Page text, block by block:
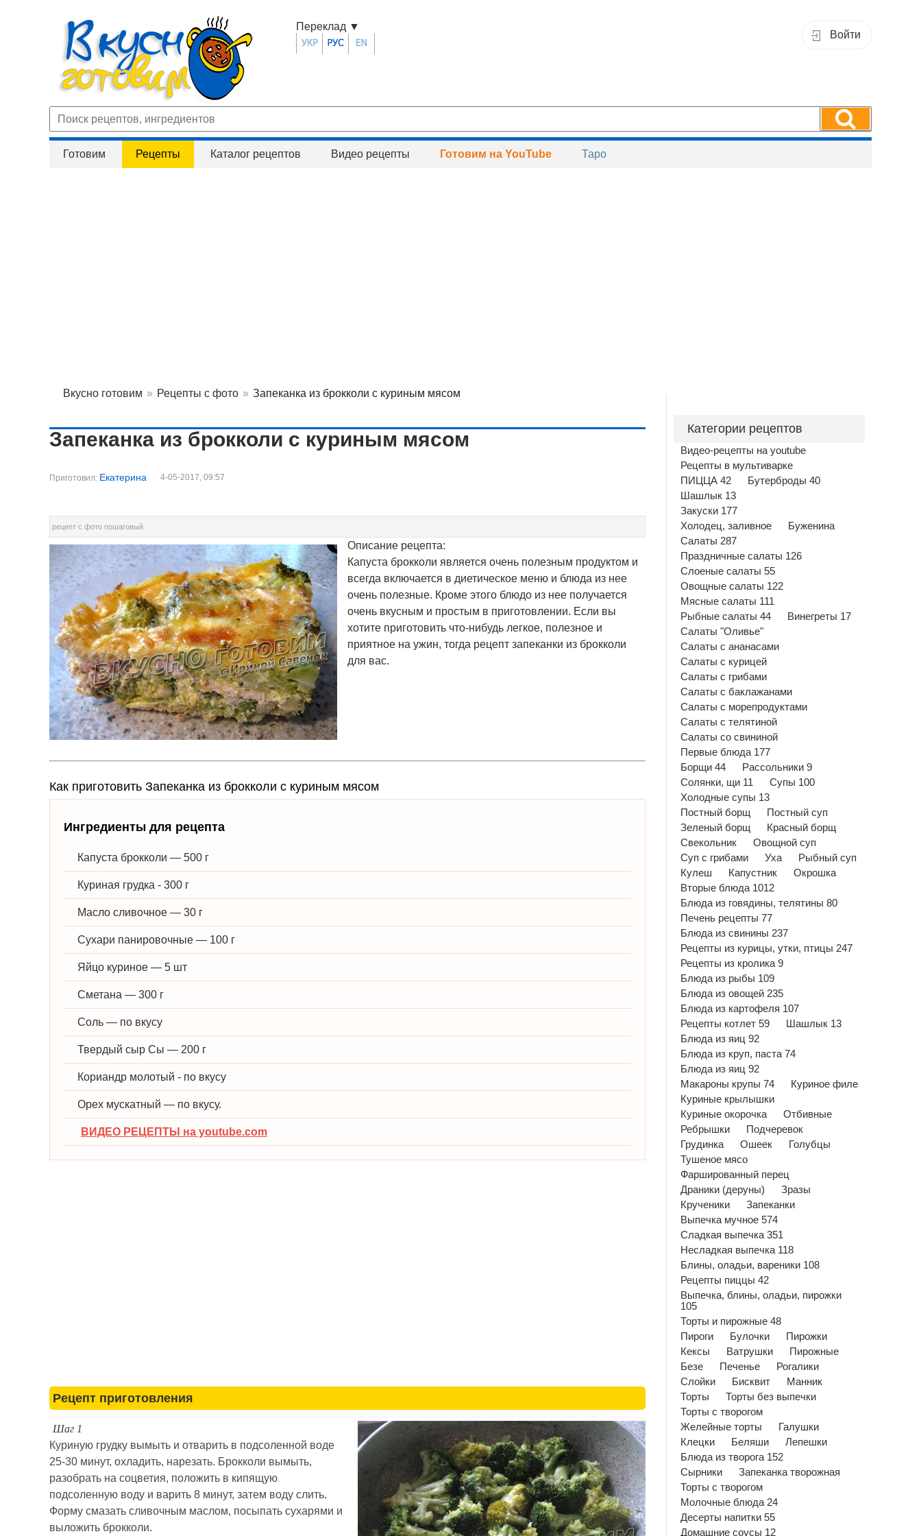
Войти
Переклад ▼
Готовим Рецепты Каталог рецептов Видео рецепты Готовим на YouTube Таро
Вкусно готовим » Рецепты с фото » Запеканка из брокколи c куриным мясом
Запеканка из брокколи c куриным мясом
Приготовил: Екатерина 4-05-2017, 09:57
рецепт с фото пошаговый
Описание рецепта:
Капуста брокколи является очень полезным продуктом и
всегда включается в диетическое меню и блюда из нее
очень полезные. Кроме этого блюдо из нее получается
очень вкусным и простым в приготовлении. Если вы
хотите приготовить что-нибудь легкое, полезное и
приятное на ужин, тогда рецепт запеканки из брокколи
для вас.
Как приготовить Запеканка из брокколи c куриным мясом
Ингредиенты для рецепта
Капуста брокколи — 500 г
Куриная грудка - 300 г
Масло сливочное — 30 г
Сухари панировочные — 100 г
Яйцо куриное — 5 шт
Сметана — 300 г
Соль — по вкусу
Твердый сыр Сы — 200 г
Кориандр молотый - по вкусу
Орех мускатный — по вкусу.
ВИДЕО РЕЦЕПТЫ на youtube.com
Рецепт приготовления
Шаг 1
Куриную грудку вымыть и отварить в подсоленной воде
25-30 минут, охладить, нарезать. Брокколи вымыть,
разобрать на соцветия, положить в кипящую
подсоленную воду и варить 8 минут, затем воду слить.
Форму смазать сливочным маслом, посыпать сухарями и
выложить брокколи.
Категории рецептов
Видео-рецепты на youtube
Рецепты в мультиварке
ПИЦЦА 42
Бутерброды 40
Шашлык 13
Закуски 177
Холодец, заливное
Буженина
Салаты 287
Праздничные салаты 126
Слоеные салаты 55
Овощные салаты 122
Мясные салаты 111
Рыбные салаты 44
Винегреты 17
Салаты "Оливье"
Салаты с ананасами
Салаты с курицей
Салаты с грибами
Салаты с баклажанами
Салаты с морепродуктами
Салаты с телятиной
Салаты со свининой
Первые блюда 177
Борщи 44
Рассольники 9
Солянки, щи 11
Супы 100
Холодные супы 13
Постный борщ
Постный суп
Зеленый борщ
Красный борщ
Свекольник
Овощной суп
Суп с грибами
Уха
Рыбный суп
Кулеш
Капустник
Окрошка
Вторые блюда 1012
Блюда из говядины, телятины 80
Печень рецепты 77
Блюда из свинины 237
Рецепты из курицы, утки, птицы 247
Рецепты из кролика 9
Блюда из рыбы 109
Блюда из овощей 235
Блюда из картофеля 107
Рецепты котлет 59
Шашлык 13
Блюда из яиц 92
Блюда из круп, паста 74
Блюда из яиц 92
Макароны крупы 74
Куриное филе
Куриные крылышки
Куриные окорочка
Отбивные
Ребрышки
Подчеревок
Грудинка
Ошеек
Голубцы
Тушеное мясо
Фаршированный перец
Драники (деруны)
Зразы
Крученики
Запеканки
Выпечка мучное 574
Сладкая выпечка 351
Несладкая выпечка 118
Блины, оладьи, вареники 108
Рецепты пиццы 42
Выпечка, блины, оладьи, пирожки
105
Торты и пирожные 48
Пироги
Булочки
Пирожки
Кексы
Ватрушки
Пирожные
Безе
Печенье
Рогалики
Слойки
Бисквит
Манник
Торты
Торты без выпечки
Торты с творогом
Желейные торты
Галушки
Клецки
Беляши
Лепешки
Блюда из творога 152
Сырники
Запеканка творожная
Торты с творогом
Молочные блюда 24
Десерты напитки 55
Домашние соусы 12